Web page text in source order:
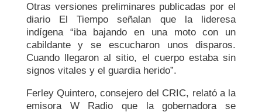
Otras versiones preliminares publicadas por el
diario El Tiempo señalan que la lideresa
indígena “iba bajando en una moto con un
cabildante y se escucharon unos disparos.
Cuando llegaron al sitio, el cuerpo estaba sin
signos vitales y el guardia herido”.
Ferley Quintero, consejero del CRIC, relató a la
emisora W Radio que la gobernadora se